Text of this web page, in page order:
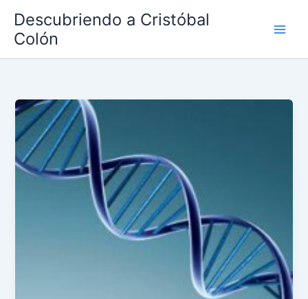
contenido
Descubriendo a Cristóbal
Colón